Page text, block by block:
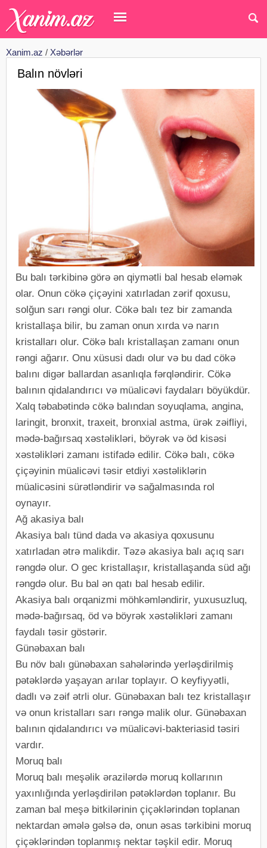
Xanim.az / Xəbərlər
Balın növləri
Bu balı tərkibinə görə ən qiymətli bal hesab eləmək
olar. Onun cökə çiçəyini xatırladan zərif qoxusu,
solğun sarı rəngi olur. Cökə balı tez bir zamanda
kristallaşa bilir, bu zaman onun xırda və narın
kristalları olur. Cökə balı kristallaşan zamanı onun
rəngi ağarır. Onu xüsusi dadı olur və bu dad cökə
balını digər ballardan asanlıqla fərqləndirir. Cökə
balının qidalandırıcı və müalicəvi faydaları böyükdür.
Xalq təbabətində cökə balından soyuqlama, angina,
laringit, bronxit, traxeit, bronxial astma, ürək zəifliyi,
mədə-bağırsaq xəstəlikləri, böyrək və öd kisəsi
xəstəlikləri zamanı istifadə edilir. Cökə balı, cökə
çiçəyinin müalicəvi təsir etdiyi xəstəliklərin
müalicəsini sürətləndirir və sağalmasında rol
oynayır.
Ağ akasiya balı
Akasiya balı tünd dada və akasiya qoxusunu
xatırladan ətrə malikdir. Təzə akasiya balı açıq sarı
rəngdə olur. O gec kristallaşır, kristallaşanda süd ağı
rəngdə olur. Bu bal ən qatı bal hesab edilir.
Akasiya balı orqanizmi möhkəmləndirir, yuxusuzluq,
mədə-bağırsaq, öd və böyrək xəstəlikləri zamanı
faydalı təsir göstərir.
Günəbaxan balı
Bu növ balı günəbaxan sahələrində yerləşdirilmiş
pətəklərdə yaşayan arılar toplayır. O keyfiyyətli,
dadlı və zəif ətrli olur. Günəbaxan balı tez kristallaşır
və onun kristalları sarı rəngə malik olur. Günəbaxan
balının qidalandırıcı və müalicəvi-bakteriasid təsiri
vardır.
Moruq balı
Moruq balı meşəlik ərazilərdə moruq kollarının
yaxınlığında yerləşdirilən pətəklərdən toplanır. Bu
zaman bal meşə bitkilərinin çiçəklərindən toplanan
nektardan əmələ gəlsə də, onun əsas tərkibini moruq
çiçəklərindən toplanmış nektar təşkil edir. Moruq